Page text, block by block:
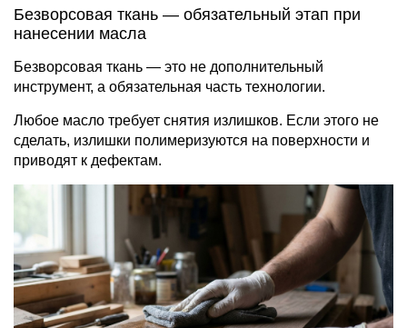
Безворсовая ткань — обязательный этап при
нанесении масла
Безворсовая ткань — это не дополнительный
инструмент, а обязательная часть технологии.
Любое масло требует снятия излишков. Если этого не
сделать, излишки полимеризуются на поверхности и
приводят к дефектам.